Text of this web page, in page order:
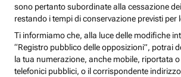
sono pertanto subordinate alla cessazione
restando i tempi di conservazione previsti per
Ti informiamo che, alla luce delle modifiche
“Registro pubblico delle opposizioni”, potrai
la tua numerazione, anche mobile, riportata
telefonici pubblici, o il corrispondente